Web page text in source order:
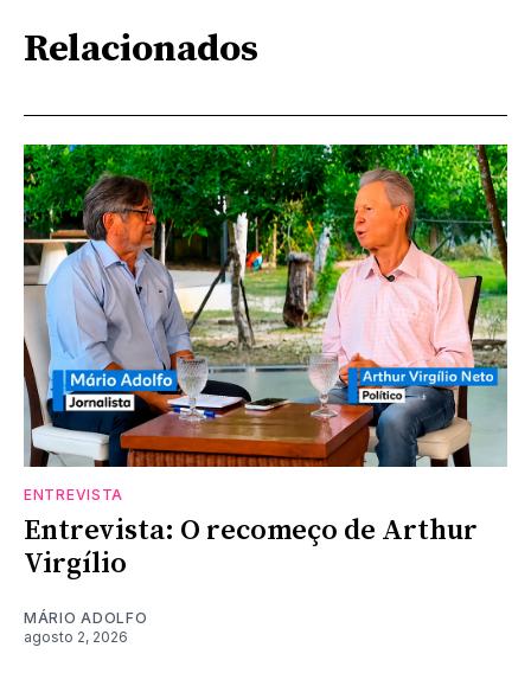
Relacionados
ENTREVISTA
Entrevista: O recomeço de Arthur
Virgílio
MÁRIO ADOLFO
agosto 2, 2026